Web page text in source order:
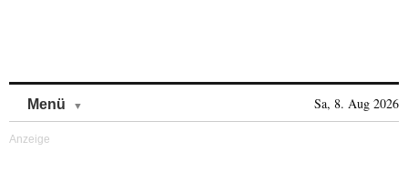
Menü Sa, 8. Aug 2026